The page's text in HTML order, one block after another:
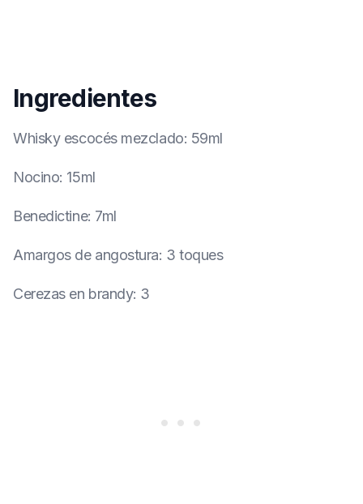
Ingredientes
Whisky escocés mezclado: 59ml
Nocino: 15ml
Benedictine: 7ml
Amargos de angostura: 3 toques
Cerezas en brandy: 3